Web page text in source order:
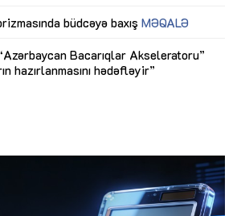
büdcəyə baxış MƏQALƏ
Bacarıqlar Akseleratoru”
hazırlanmasını hədəfləyir”